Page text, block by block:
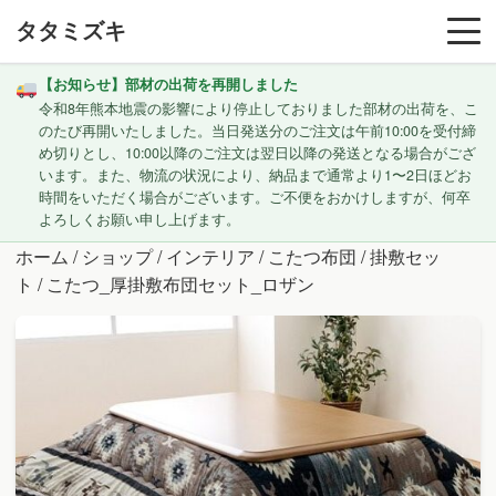
【お知らせ】部材の出荷を再開しました
令和8年熊本地震の影響により停止しておりました部材の出荷を、こ
のたび再開いたしました。当日発送分のご注文は午前10:00を受付締
め切りとし、10:00以降のご注文は翌日以降の発送となる場合がござ
います。また、物流の状況により、納品まで通常より1〜2日ほどお
時間をいただく場合がございます。ご不便をおかけしますが、何卒
よろしくお願い申し上げます。
タタミズキ
ホーム / ショップ/インテリア / こたつ布団 /掛敷セッ
ト / こたつ_厚掛敷布団セット_ロザン